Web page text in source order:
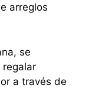
arreglos
se
a través de